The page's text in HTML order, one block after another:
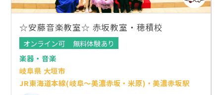
☆安藤音楽教室☆ 赤坂教室・穂積校
オンライン可
無料体験あり
楽器・音楽
岐阜県 大垣市
JR東海道本線(岐阜～美濃赤坂・米原)・美濃赤坂駅